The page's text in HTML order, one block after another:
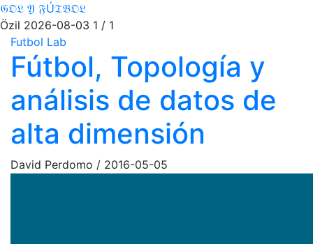
𝔊𝔒𝔏 𝔜 𝔉Ú𝔗𝔅𝔒𝔏
Özil 2026-08-03 1 / 1
Futbol Lab
Fútbol, Topología y
análisis de datos de
alta dimensión
David Perdomo / 2016-05-05